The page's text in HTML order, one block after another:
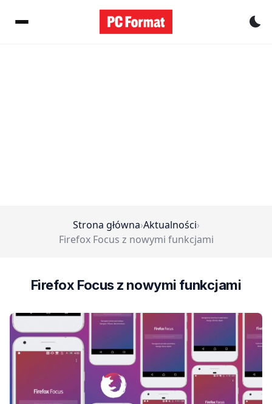
Strona główna›Aktualności›
Firefox Focus z nowymi funkcjami
Firefox Focus z nowymi funkcjami